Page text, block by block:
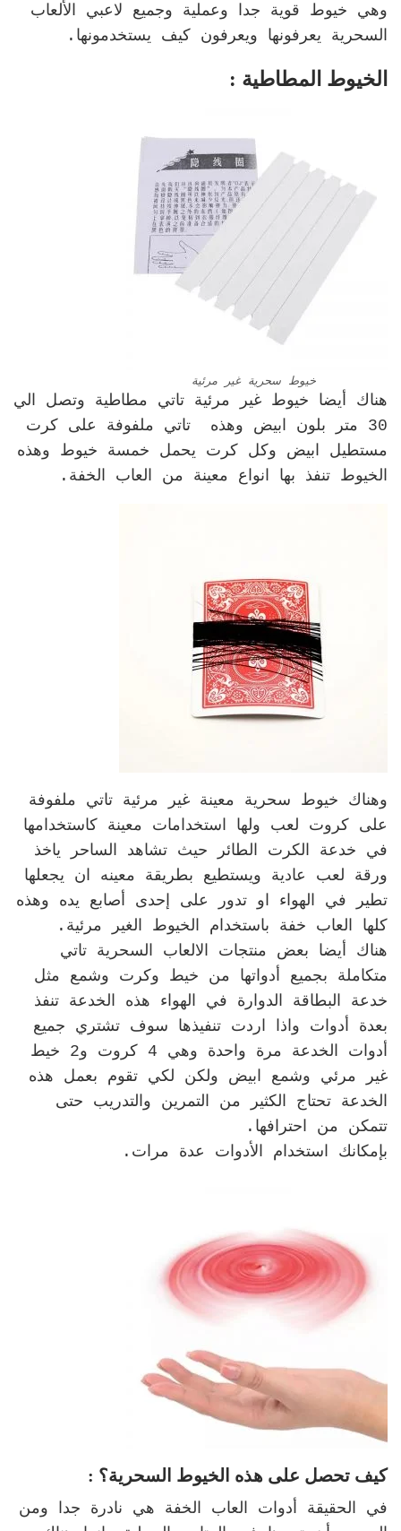
وهي خيوط قوية جدا وعملية وجميع لاعبي الألعاب
السحرية يعرفونها ويعرفون كيف يستخدمونها.
الخيوط المطاطية :
خيوط سحرية غير مرئية
هناك أيضا خيوط غير مرئية تاتي مطاطية وتصل الي
30 متر بلون ابيض وهذه تاتي ملفوفة على كرت
مستطيل ابيض وكل كرت يحمل خمسة خيوط وهذه
الخيوط تنفذ بها انواع معينة من العاب الخفة.
وهناك خيوط سحرية معينة غير مرئية تاتي ملفوفة
على كروت لعب ولها استخدامات معينة كاستخدامها
في خدعة الكرت الطائر حيث تشاهد الساحر ياخذ
ورقة لعب عادية ويستطيع بطريقة معينه ان يجعلها
تطير في الهواء او تدور على إحدى أصابع يده وهذه
كلها العاب خفة باستخدام الخيوط الغير مرئية.
هناك أيضا بعض منتجات الالعاب السحرية تاتي
متكاملة بجميع أدواتها من خيط وكرت وشمع مثل
خدعة البطاقة الدوارة في الهواء هذه الخدعة تنفذ
بعدة أدوات واذا اردت تنفيذها سوف تشتري جميع
أدوات الخدعة مرة واحدة وهي 4 كروت و2 خيط
غير مرئي وشمع ابيض ولكن لكي تقوم بعمل هذه
الخدعة تحتاج الكثير من التمرين والتدريب حتى
تتمكن من احترافها.
بإمكانك استخدام الأدوات عدة مرات.
كيف تحصل على هذه الخيوط السحرية؟ :
في الحقيقة أدوات العاب الخفة هي نادرة جدا ومن